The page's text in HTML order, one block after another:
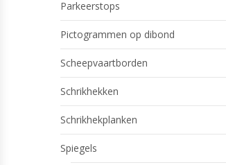
Parkeerstops
Pictogrammen op dibond
Scheepvaartborden
Schrikhekken
Schrikhekplanken
Spiegels